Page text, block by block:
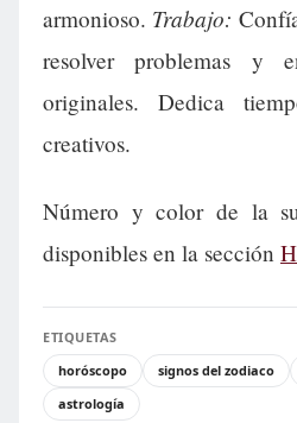
armonioso. Trabajo:
resolver problemas y
originales. Dedica
creativos.
Número y color de la
disponibles en la sección
ETIQUETAS
horóscopo
signos del zodiaco
astrología